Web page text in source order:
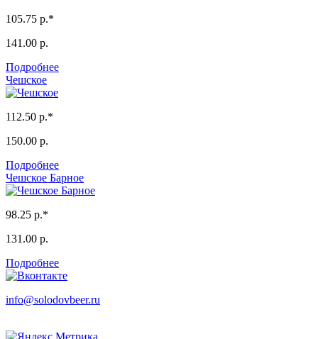
105.75 р.*
141.00 р.
Подробнее
Чешское
112.50 р.*
150.00 р.
Подробнее
Чешское Барное
98.25 р.*
131.00 р.
Подробнее
info@solodovbeer.ru